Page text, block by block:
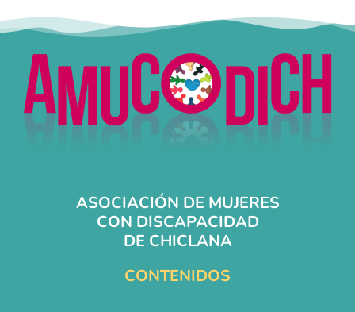
ASOCIACIÓN DE MUJERES
CON DISCAPACIDAD
DE CHICLANA
CONTENIDOS